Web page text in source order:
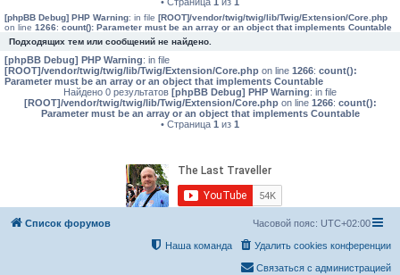
[phpBB Debug] PHP Warning: in file [ROOT]/vendor/twig/twig/lib/Twig/Extension/Core.php
on line 1266: count(): Parameter must be an array or an object that implements Countable
Подходящих тем или сообщений не найдено.
[phpBB Debug] PHP Warning: in file
[ROOT]/vendor/twig/twig/lib/Twig/Extension/Core.php on line 1266: count():
Parameter must be an array or an object that implements Countable
Найдено 0 результатов [phpBB Debug] PHP Warning: in file
[ROOT]/vendor/twig/twig/lib/Twig/Extension/Core.phpon line 1266: count():
Parameter must be an array or an object that implements Countable
• Страница 1 из 1
Список форумов Часовой пояс: UTC+02:00
Удалить cookies конференции
Наша команда
Связаться с администрацией